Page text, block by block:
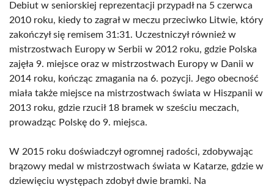
Debiut w seniorskiej reprezentacji przypadł na 5 czerwca
2010 roku, kiedy to zagrał w meczu przeciwko Litwie, który
zakończył się remisem 31:31. Uczestniczył również w
mistrzostwach Europy w Serbii w 2012 roku, gdzie Polska
zajęła 9. miejsce oraz w mistrzostwach Europy w Danii w
2014 roku, kończąc zmagania na 6. pozycji. Jego obecność
miała także miejsce na mistrzostwach świata w Hiszpanii w
2013 roku, gdzie rzucił 18 bramek w sześciu meczach,
prowadząc Polskę do 9. miejsca.
W 2015 roku doświadczył ogromnej radości, zdobywając
brązowy medal w mistrzostwach świata w Katarze, gdzie w
dziewięciu występach zdobył dwie bramki. Na